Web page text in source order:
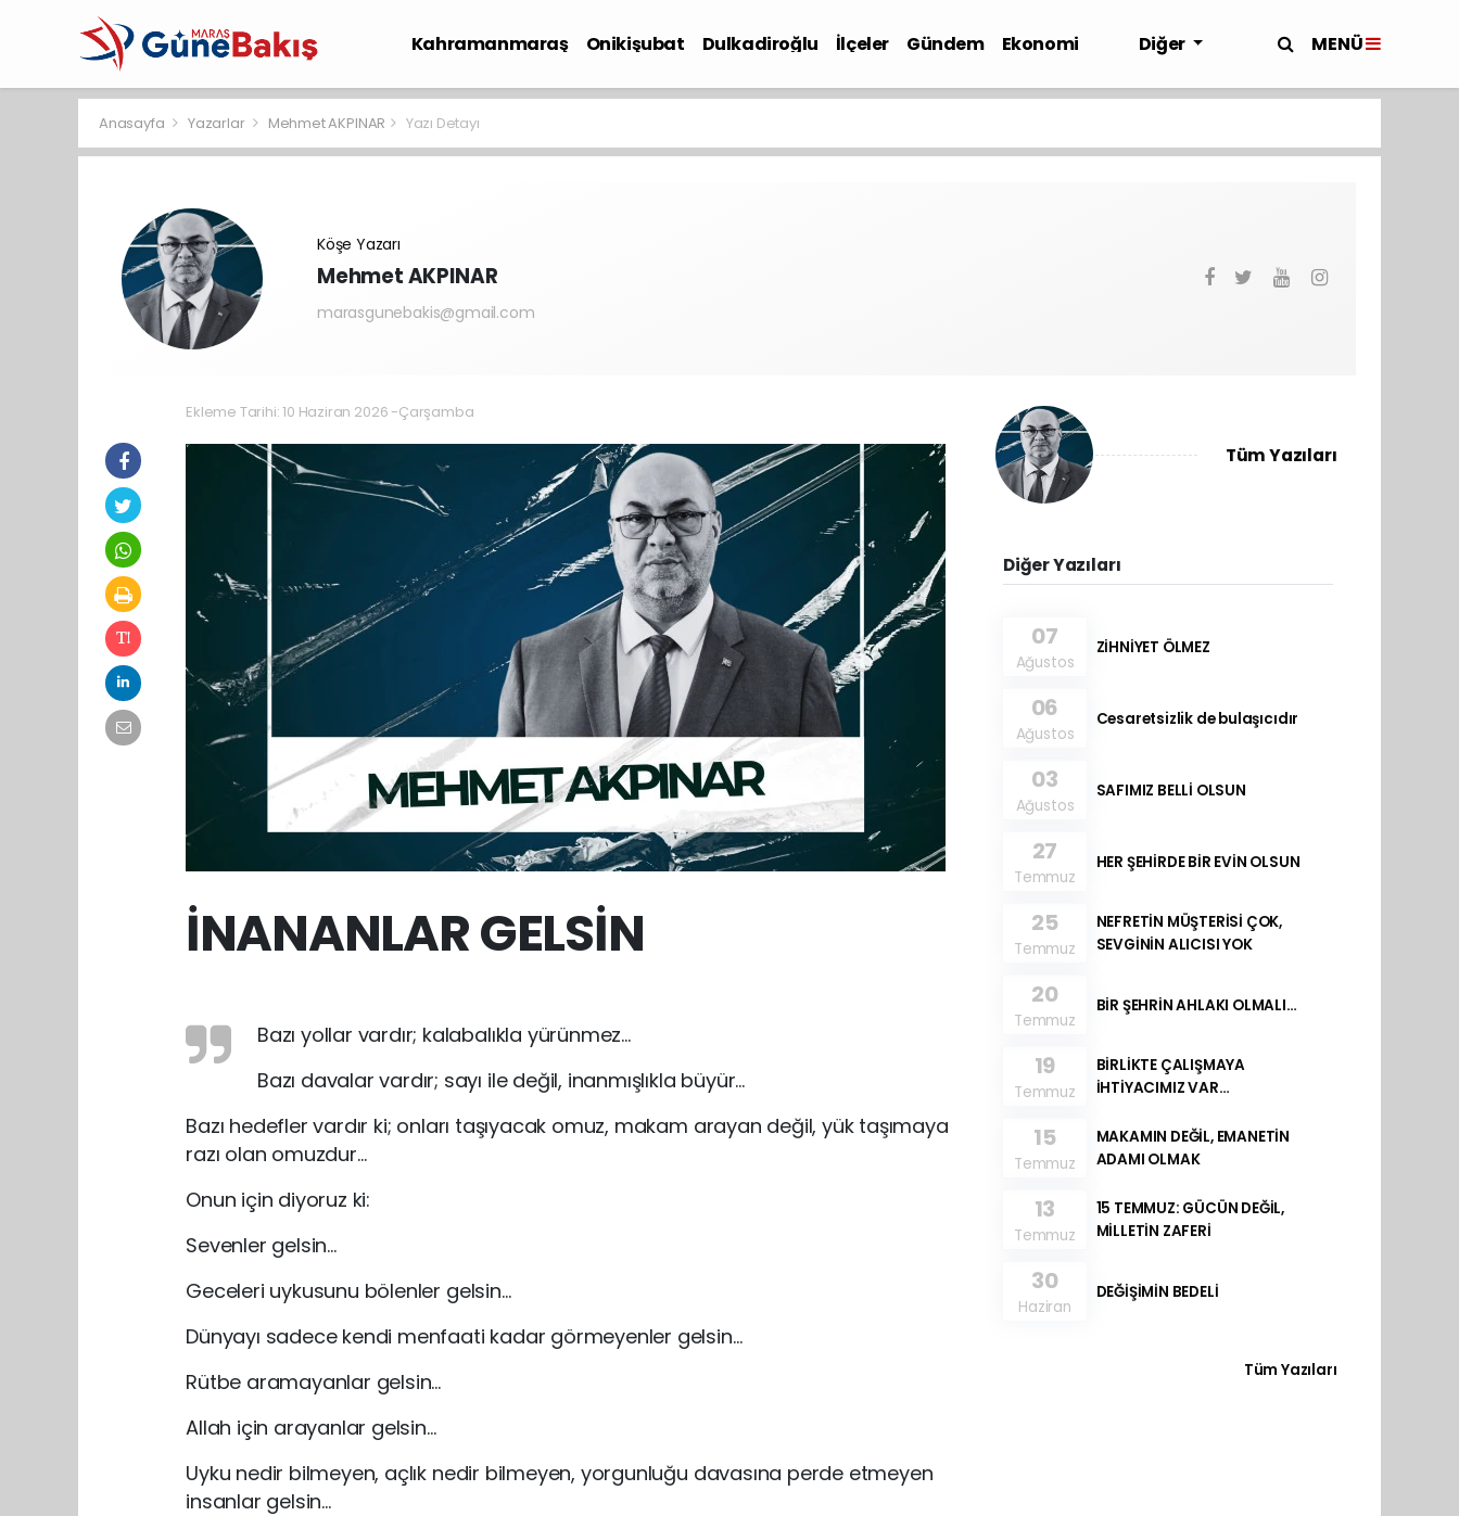
Kahramanmaraş Onikişubat Dulkadiroğlu İlçeler Gündem
Ekonomi
Diğer MENÜ
Anasayfa Yazarlar Mehmet AKPINAR Yazı Detayı
Köşe Yazarı
Mehmet AKPINAR
marasgunebakis@gmail.com
Ekleme Tarihi: 10 Haziran 2026 -Çarşamba
İNANANLAR GELSİN
Bazı yollar vardır; kalabalıkla yürünmez…
Bazı davalar vardır; sayı ile değil, inanmışlıkla büyür…
Bazı hedefler vardır ki; onları taşıyacak omuz, makam arayan değil, yük taşımaya
razı olan omuzdur…
Onun için diyoruz ki:
Sevenler gelsin…
Geceleri uykusunu bölenler gelsin…
Dünyayı sadece kendi menfaati kadar görmeyenler gelsin…
Rütbe aramayanlar gelsin…
Allah için arayanlar gelsin…
Uyku nedir bilmeyen, açlık nedir bilmeyen, yorgunluğu davasına perde etmeyen
insanlar gelsin…
Tüm Yazıları
Diğer Yazıları
07
Ağustos
ZİHNİYET ÖLMEZ
06
Ağustos
Cesaretsizlik de bulaşıcıdır
03
Ağustos
SAFIMIZ BELLİ OLSUN
27
Temmuz
HER ŞEHİRDE BİR EVİN OLSUN
25
Temmuz
NEFRETİN MÜŞTERİSİ ÇOK,
SEVGİNİN ALICISI YOK
20
Temmuz
BİR ŞEHRİN AHLAKI OLMALI…
19
Temmuz
BİRLİKTE ÇALIŞMAYA
İHTİYACIMIZ VAR…
15
Temmuz
MAKAMIN DEĞİL, EMANETİN
ADAMI OLMAK
13
Temmuz
15 TEMMUZ: GÜCÜN DEĞİL,
MİLLETİN ZAFERİ
30
Haziran
DEĞİŞİMİN BEDELİ
Tüm Yazıları